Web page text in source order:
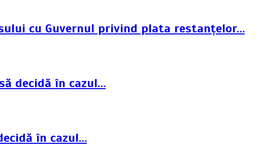
cu Guvernul privind plata restanțelor…
decidă în cazul…
în cazul…